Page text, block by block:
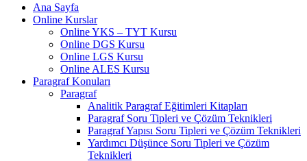
Ana Sayfa
Online Kurslar
Online YKS – TYT Kursu
Online DGS Kursu
Online LGS Kursu
Online ALES Kursu
Paragraf Konuları
Paragraf
Analitik Paragraf Eğitimleri Kitapları
Paragraf Soru Tipleri ve Çözüm Teknikleri
Paragraf Yapısı Soru Tipleri ve Çözüm Teknikleri
Yardımcı Düşünce Soru Tipleri ve Çözüm
Teknikleri